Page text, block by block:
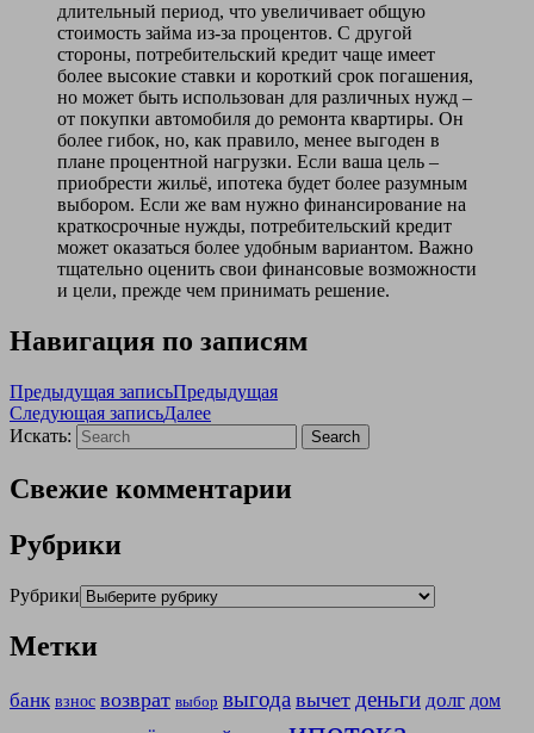
длительный период, что увеличивает общую
стоимость займа из-за процентов. С другой
стороны, потребительский кредит чаще имеет
более высокие ставки и короткий срок погашения,
но может быть использован для различных нужд –
от покупки автомобиля до ремонта квартиры. Он
более гибок, но, как правило, менее выгоден в
плане процентной нагрузки. Если ваша цель –
приобрести жильё, ипотека будет более разумным
выбором. Если же вам нужно финансирование на
краткосрочные нужды, потребительский кредит
может оказаться более удобным вариантом. Важно
тщательно оценить свои финансовые возможности
и цели, прежде чем принимать решение.
Навигация по записям
Предыдущая записьПредыдущая
Следующая записьДалее
Искать:
Search
Свежие комментарии
Рубрики
Рубрики
Метки
банк взнос возврат выбор выгода вычет деньги долг дом